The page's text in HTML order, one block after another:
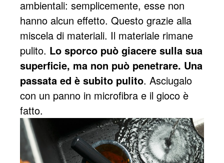
ambientali: semplicemente, esse non
hanno alcun effetto. Questo grazie alla
miscela di materiali. Il materiale rimane
pulito. Lo sporco può giacere sulla sua
superficie, ma non può penetrare. Una
passata ed è subito pulito. Asciugalo
con un panno in microfibra e il gioco è
fatto.